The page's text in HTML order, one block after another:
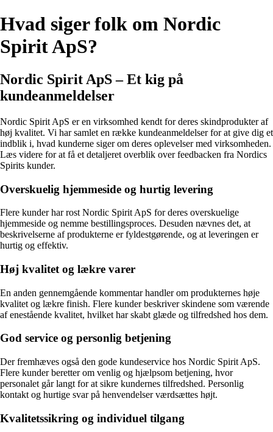
Hvad siger folk om Nordic
Spirit ApS?
Nordic Spirit ApS – Et kig på
kundeanmeldelser
Nordic Spirit ApS er en virksomhed kendt for deres skindprodukter af
høj kvalitet. Vi har samlet en række kundeanmeldelser for at give dig et
indblik i, hvad kunderne siger om deres oplevelser med virksomheden.
Læs videre for at få et detaljeret overblik over feedbacken fra Nordics
Spirits kunder.
Overskuelig hjemmeside og hurtig levering
Flere kunder har rost Nordic Spirit ApS for deres overskuelige
hjemmeside og nemme bestillingsproces. Desuden nævnes det, at
beskrivelserne af produkterne er fyldestgørende, og at leveringen er
hurtig og effektiv.
Høj kvalitet og lækre varer
En anden gennemgående kommentar handler om produkternes høje
kvalitet og lækre finish. Flere kunder beskriver skindene som værende
af enestående kvalitet, hvilket har skabt glæde og tilfredshed hos dem.
God service og personlig betjening
Der fremhæves også den gode kundeservice hos Nordic Spirit ApS.
Flere kunder beretter om venlig og hjælpsom betjening, hvor
personalet går langt for at sikre kundernes tilfredshed. Personlig
kontakt og hurtige svar på henvendelser værdsættes højt.
Kvalitetssikring og individuel tilgang